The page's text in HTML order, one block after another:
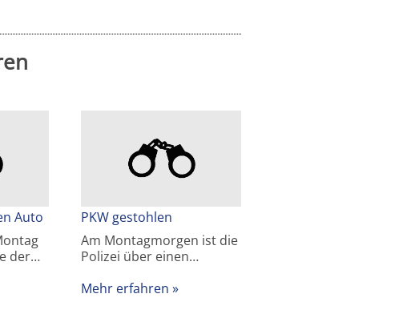
Auto
der…
PKW gestohlen
Am Montagmorgen ist die
Polizei über einen…
Mehr erfahren